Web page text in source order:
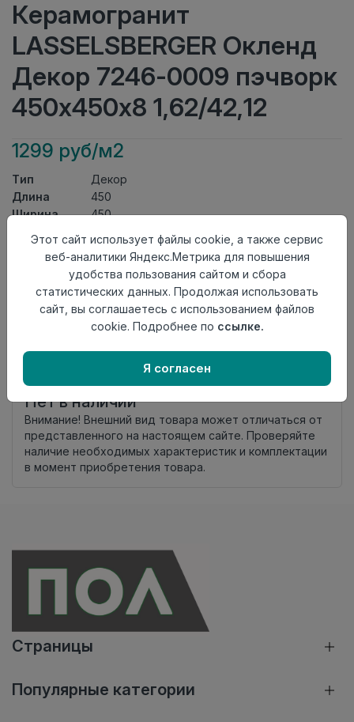
Керамогранит
LASSELSBERGER Окленд
Декор 7246-0009 пэчворк
450х450х8 1,62/42,12
1299 руб/м2
Тип
Декор
Длина
450
Ширина
450
Керамогранит
матовая
Россия
Номер
Лесенка 45*45
Нет в наличии
Внимание! Внешний вид товара может отличаться от
представленного на настоящем сайте. Проверяйте
наличие необходимых характеристик и комплектации
в момент приобретения товара.
Страницы
Популярные категории
Этот сайт использует файлы cookie, а также сервис
веб-аналитики Яндекс.Метрика для повышения
удобства пользования сайтом и сбора
статистических данных. Продолжая использовать
сайт, вы соглашаетесь с использованием файлов
cookie. Подробнее по ссылке.
Я согласен